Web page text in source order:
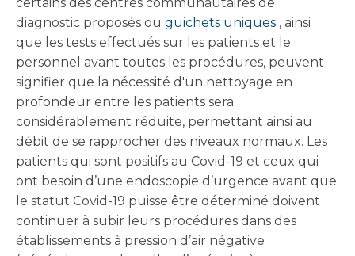
diagnostic proposés ou guichets uniques , ainsi
que les tests effectués sur les patients et le
personnel avant toutes les procédures, peuvent
signifier que la nécessité d'un nettoyage en
profondeur entre les patients sera
considérablement réduite, permettant ainsi au
débit de se rapprocher des niveaux normaux. Les
patients qui sont positifs au Covid-19 et ceux qui
ont besoin d’une endoscopie d’urgence avant que
le statut Covid-19 puisse être déterminé doivent
continuer à subir leurs procédures dans des
établissements à pression d’air négative